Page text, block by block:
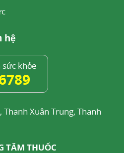
hệ
sức khỏe
Thanh Xuân Trung, Thanh
TÂM THUỐC